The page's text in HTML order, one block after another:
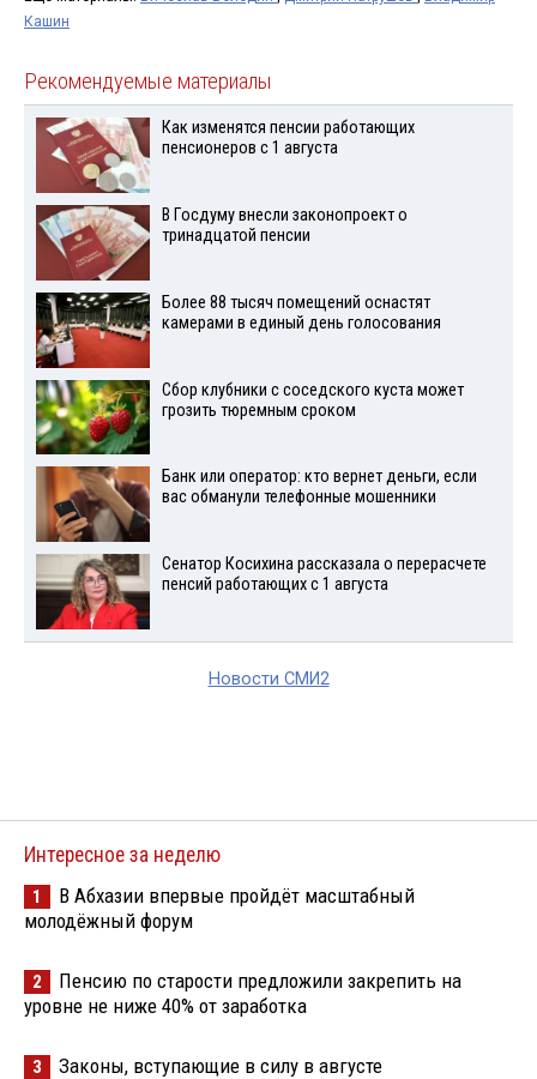
Кашин
Рекомендуемые материалы
Как изменятся пенсии работающих
пенсионеров с 1 августа
В Госдуму внесли законопроект о
тринадцатой пенсии
Более 88 тысяч помещений оснастят
камерами в единый день голосования
Сбор клубники с соседского куста может
грозить тюремным сроком
Банк или оператор: кто вернет деньги, если
вас обманули телефонные мошенники
Сенатор Косихина рассказала о перерасчете
пенсий работающих с 1 августа
Новости СМИ2
Интересное за неделю
1
В Абхазии впервые пройдёт масштабный
молодёжный форум
2
Пенсию по старости предложили закрепить на
уровне не ниже 40% от заработка
3 Законы, вступающие в силу в августе